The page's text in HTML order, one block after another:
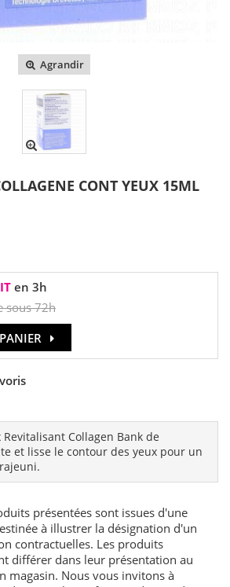
Agrandir
CONT YEUX 15ML
en 3h
sous 72h
Revitalisant Collagen Bank de
et lisse le contour des yeux pour un
présentées sont issues d'une
à illustrer la désignation d'un
contractuelles. Les produits
différer dans leur présentation au
magasin. Nous vous invitons à